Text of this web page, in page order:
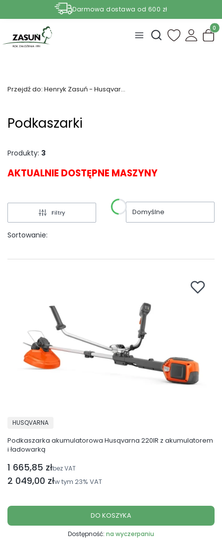
Darmowa dostawa od 600 zł
zobacz
Otwórz
Przejdź do: Henryk Zasuń - Husqvarna Janów
Podkaszarki
Produkty: 3
AKTUALNIE DOSTĘPNE MASZYNY
Filtry
Sortowanie:
Domyślne
Podkaszarka akumulatorowa Husqvarna 220IR z akumulatorem
i ładowarką
PRODUCENT
HUSQVARNA
Cena brutto
2 049,00 złw tym 23% VAT
Cena netto
1 665,85 złbez VAT
DO KOSZYKA
Dostępność: na wyczerpaniu